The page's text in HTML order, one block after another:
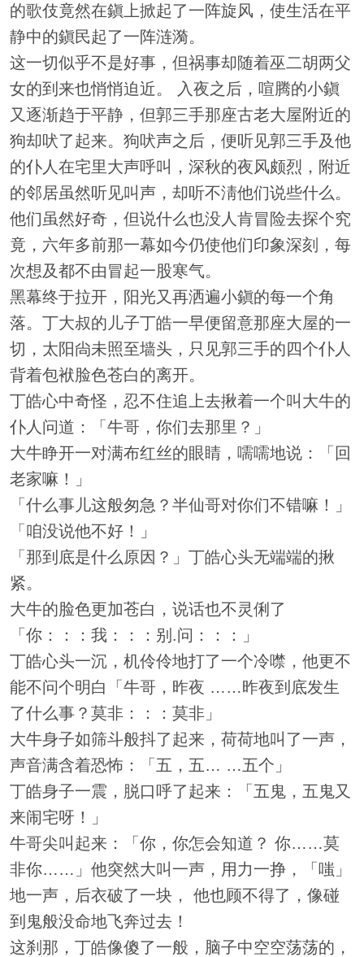
的歌伎竟然在鎭上掀起了一阵旋风，使生活在平
静中的鎭民起了一阵涟漪。
这一切似乎不是好事，但祸事却随着巫二胡两父
女的到来也悄悄迫近。 入夜之后，喧腾的小鎭
又逐渐趋于平静，但郭三手那座古老大屋附近的
狗却吠了起来。狗吠声之后，便听见郭三手及他
的仆人在宅里大声呼叫，深秋的夜风颇烈，附近
的邻居虽然听见叫声，却听不淸他们说些什么。
他们虽然好奇，但说什么也没人肯冒险去探个究
竟，六年多前那一幕如今仍使他们印象深刻，每
次想及都不由冒起一股寒气。
黑幕终于拉开，阳光又再洒遍小鎭的每一个角
落。丁大叔的儿子丁皓一早便留意那座大屋的一
切，太阳尙未照至墙头，只见郭三手的四个仆人
背着包袱脸色苍白的离开。
丁皓心中奇怪，忍不住追上去揪着一个叫大牛的
仆人问道：「牛哥，你们去那里？」
大牛睁开一对满布红丝的眼睛，嚅嚅地说：「回
老家嘛！」
「什么事儿这般匆急？半仙哥对你们不错嘛！」
「咱没说他不好！」
「那到底是什么原因？」丁皓心头无端端的揪
紧。
大牛的脸色更加苍白，说话也不灵俐了
「你：：：我：：：别.问：：：」
丁皓心头一沉，机伶伶地打了一个冷噤，他更不
能不问个明白「牛哥，昨夜 ……昨夜到底发生
了什么事？莫非：：：莫非」
大牛身子如筛斗般抖了起来，荷荷地叫了一声，
声音满含着恐怖：「五，五… …五个」
丁皓身子一震，脱口呼了起来：「五鬼，五鬼又
来闹宅呀！」
牛哥尖叫起来：「你，你怎会知道？ 你……莫
非你……」他突然大叫一声，用力一挣，「嗤」
地一声，后衣破了一块， 他也顾不得了，像碰
到鬼般没命地飞奔过去！
这刹那，丁皓像傻了一般，脑子中空空荡荡的，